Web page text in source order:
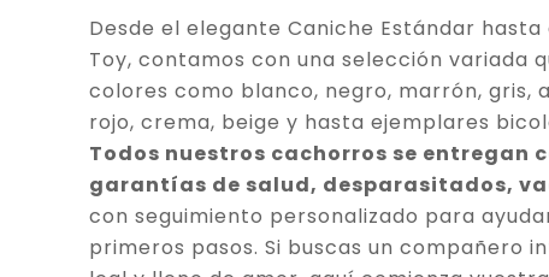
Desde el elegante Caniche Estándar
Toy, contamos con una selección variada
colores como blanco, negro, marrón, gris,
rojo, crema, beige y hasta ejemplares
Todos nuestros cachorros se entregan
garantías de salud, desparasitados,
con seguimiento personalizado para
primeros pasos. Si buscas un compañero